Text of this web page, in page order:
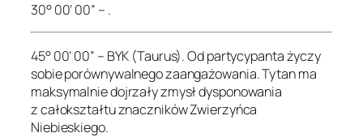
30° 00’ 00” – .
45° 00’ 00” – BYK (Taurus). Od partycypanta życzy
sobie porównywalnego zaangażowania. Tytan ma
maksymalnie dojrzały zmysł dysponowania
z całokształtu znaczników Zwierzyńca
Niebieskiego.